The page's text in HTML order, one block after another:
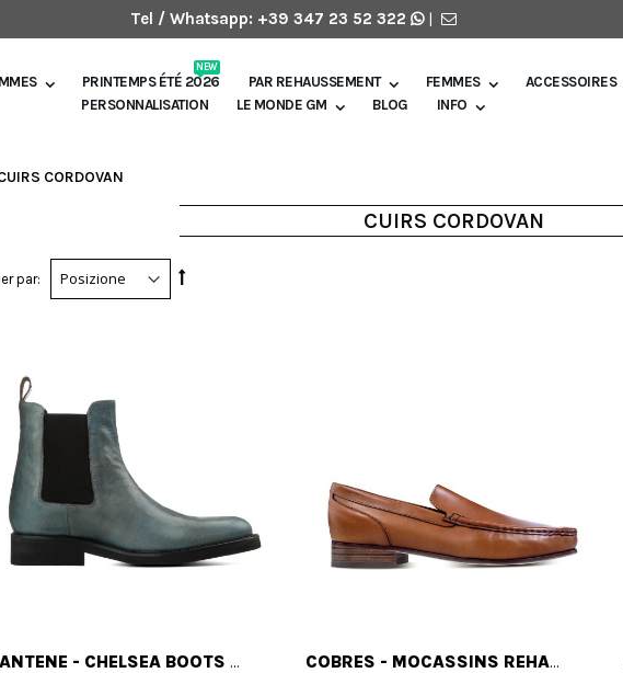
Tel / Whatsapp: +39 347 23 52 322 |
PRINTEMPS ÉTÉ 2026
NEW
PAR REHAUSSEMENT FEMMES
ACCESSOIRES
PERSONNALISATION
LE MONDE GM BLOG INFO
CORDOVAN
CUIRS CORDOVAN
par:
SANTENE - CHELSEA BOOTS REHAUSSANTES EN CUIR CORDOVAN DE 6 CM À 10 CM EN PLUS COBRES - MOCASSINS REHAUSSANTS EN CUIR SHELL CORDOVAN JUSQU'À 6 CM EN PLUS